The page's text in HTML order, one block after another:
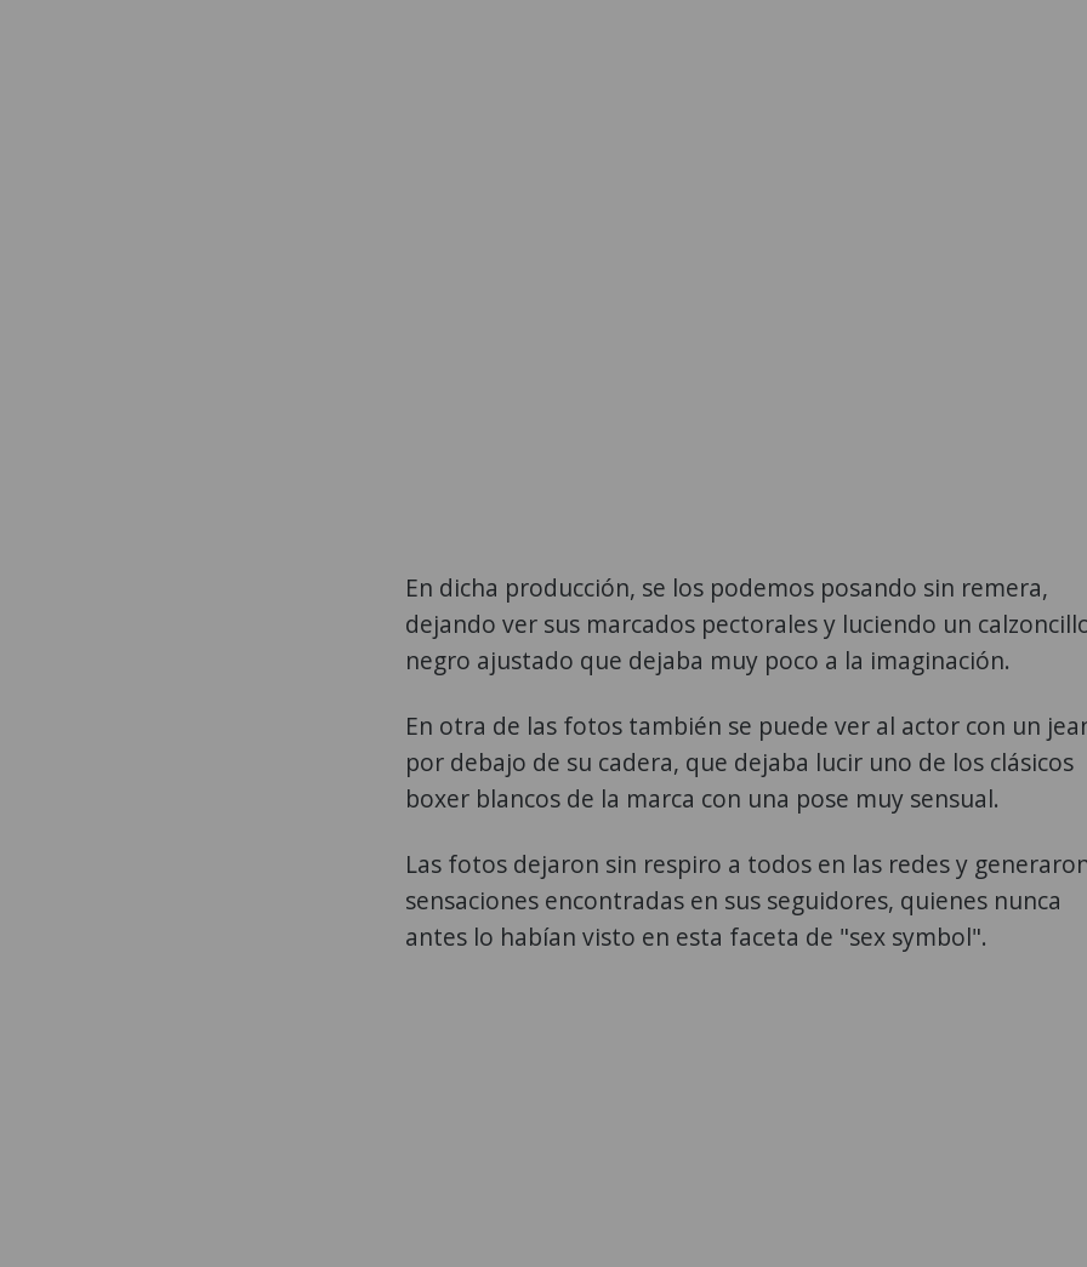
En dicha producción, se los podemos posando sin remera,
dejando ver sus marcados pectorales y luciendo un
negro ajustado que dejaba muy poco a la imaginación.
En otra de las fotos también se puede ver al actor con un
por debajo de su cadera, que dejaba lucir uno de los clásicos
boxer blancos de la marca con una pose muy sensual.
Las fotos dejaron sin respiro a todos en las redes y
sensaciones encontradas en sus seguidores, quienes nunca
antes lo habían visto en esta faceta de "sex symbol".